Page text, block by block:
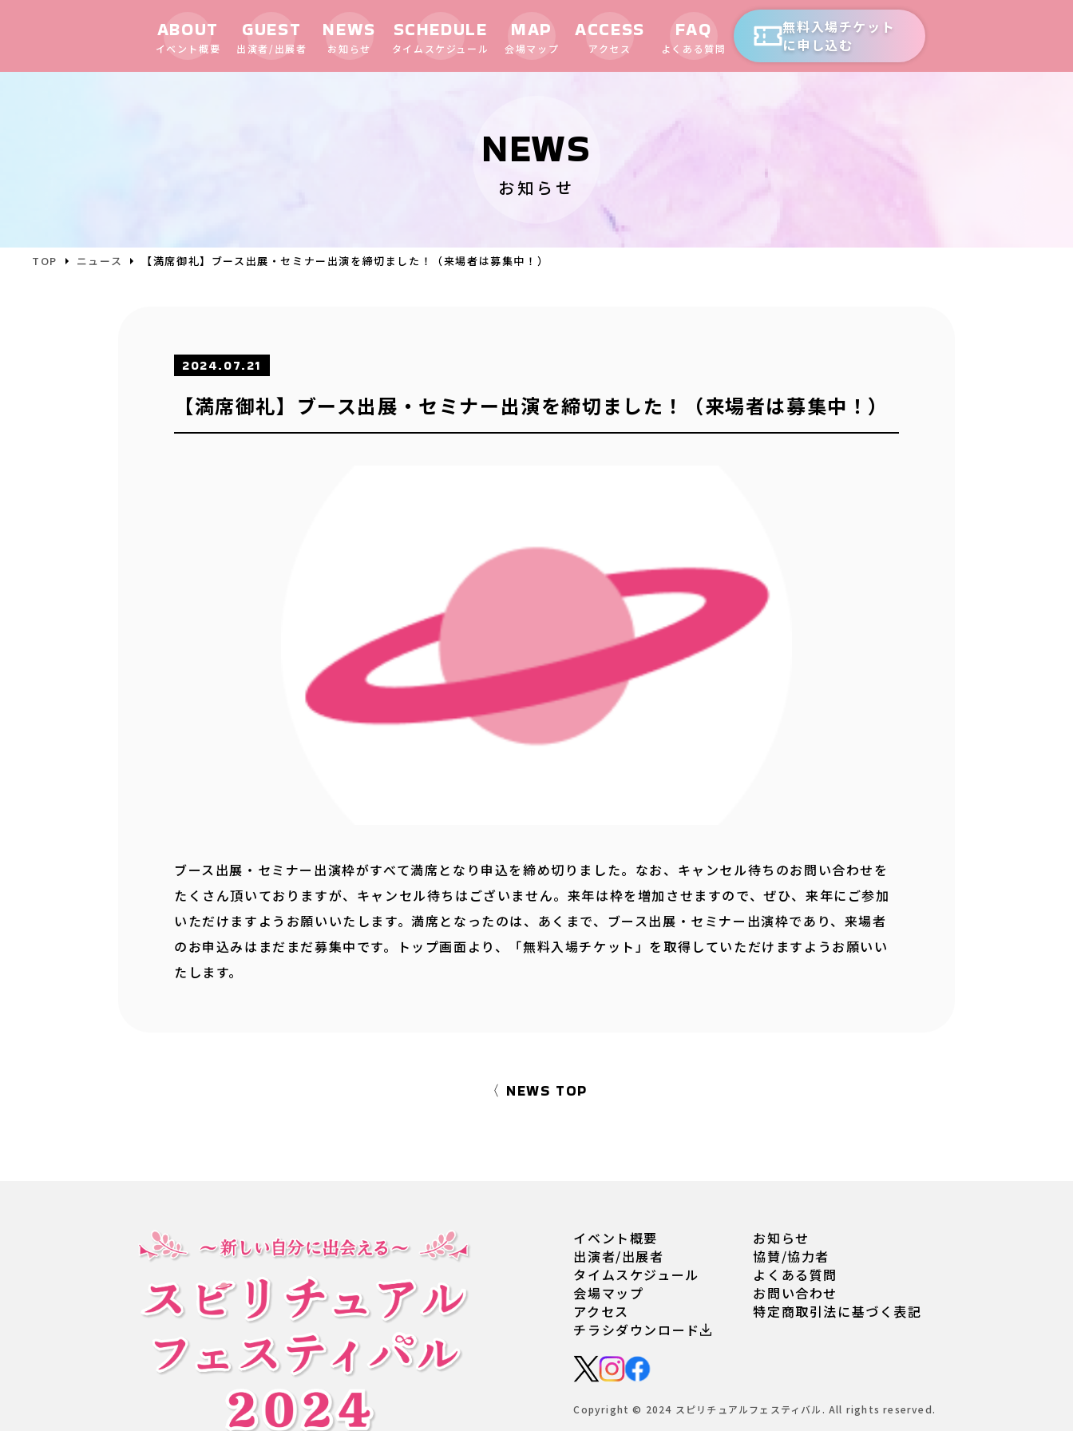
ABOUT
イベント概要
GUEST
出演者/出展者
NEWS
お知らせ
SCHEDULE
タイムスケジュール
MAP
会場マップ
ACCESS
アクセス
FAQ
よくある質問
無料入場チケット
に申し込む
NEWS
お知らせ
TOP ニュース 【満席御礼】ブース出展・セミナー出演を締切ました！（来場者は募集中！）
2024.07.21
【満席御礼】ブース出展・セミナー出演を締切ました！（来場者は募集中！）
ブース出展・セミナー出演枠がすべて満席となり申込を締め切りました。なお、キャンセル待ちのお問い合わせを
たくさん頂いておりますが、キャンセル待ちはございません。来年は枠を増加させますので、ぜひ、来年にご参加
いただけますようお願いいたします。満席となったのは、あくまで、ブース出展・セミナー出演枠であり、来場者
のお申込みはまだまだ募集中です。トップ画面より、「無料入場チケット」を取得していただけますようお願いい
たします。
〈 NEWS TOP
イベント概要
出演者/出展者
タイムスケジュール
会場マップ
アクセス
チラシダウンロード
お知らせ
協賛/協力者
よくある質問
お問い合わせ
特定商取引法に基づく表記
Copyright © 2024 スピリチュアルフェスティバル. All rights reserved.